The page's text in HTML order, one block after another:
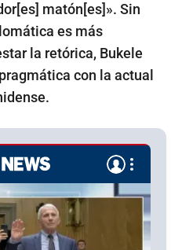
matón[es]». Sin
es más
la retórica, Bukele
con la actual